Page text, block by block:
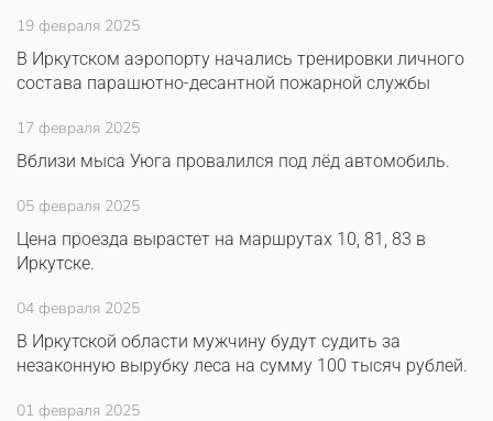
19 февраля 2025
В Иркутском аэропорту начались тренировки личного
состава парашютно-десантной пожарной службы
17 февраля 2025
Вблизи мыса Уюга провалился под лёд автомобиль.
05 февраля 2025
Цена проезда вырастет на маршрутах 10, 81, 83 в
Иркутске.
04 февраля 2025
В Иркутской области мужчину будут судить за
незаконную вырубку леса на сумму 100 тысяч рублей.
01 февраля 2025